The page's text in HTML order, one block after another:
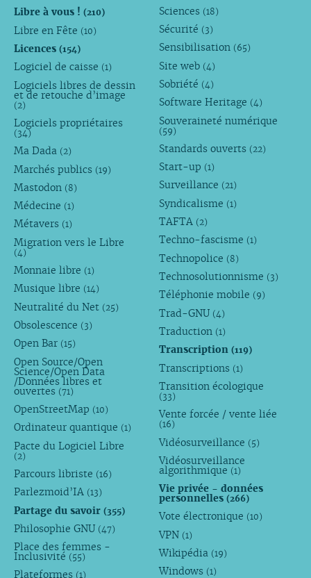
Libre à vous ! (210)
Libre en Fête (10)
Licences (154)
Logiciel de caisse (1)
Logiciels libres de dessin
et de retouche d’image
(2)
Logiciels propriétaires
(34)
Ma Dada (2)
Marchés publics (19)
Mastodon (8)
Médecine (1)
Métavers (1)
Migration vers le Libre
(4)
Monnaie libre (1)
Musique libre (14)
Neutralité du Net (25)
Obsolescence (3)
Open Bar (15)
Open Source/Open
Science/Open Data
/Données libres et
ouvertes (71)
OpenStreetMap (10)
Ordinateur quantique (1)
Pacte du Logiciel Libre
(2)
Parcours libriste (16)
Parlezmoid’IA (13)
Partage du savoir (355)
Philosophie GNU (47)
Place des femmes -
Inclusivité (55)
Plateformes (1)
Sciences (18)
Sécurité (3)
Sensibilisation (65)
Site web (4)
Sobriété (4)
Software Heritage (4)
Souveraineté numérique
(59)
Standards ouverts (22)
Start-up (1)
Surveillance (21)
Syndicalisme (1)
TAFTA (2)
Techno-fascisme (1)
Technopolice (8)
Technosolutionnisme (3)
Téléphonie mobile (9)
Trad-GNU (4)
Traduction (1)
Transcription(119)
Transcriptions (1)
Transition écologique
(33)
Vente forcée / vente liée
(16)
Vidéosurveillance (5)
Vidéosurveillance
algorithmique (1)
Vie privée - données
personnelles(266)
Vote électronique (10)
VPN (1)
Wikipédia (19)
Windows (1)